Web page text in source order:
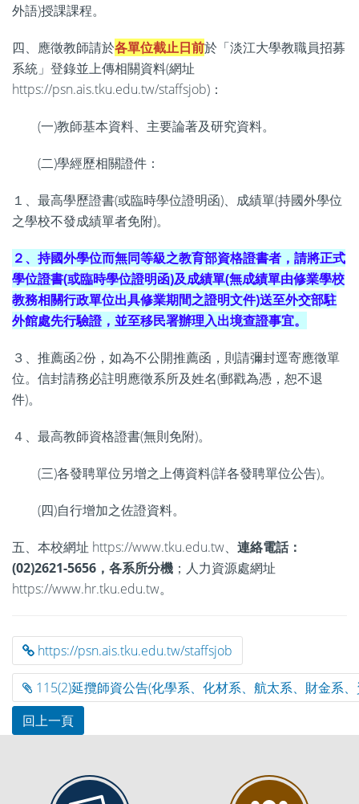
外語)授課課程。
四、應徵教師請於各單位截止日前於「淡江大學教職員招募
系統」登錄並上傳相關資料(網址
https://psn.ais.tku.edu.tw/staffsjob)：
(一)教師基本資料、主要論著及研究資料。
(二)學經歷相關證件：
１、最高學歷證書(或臨時學位證明函)、成績單(持國外學位
之學校不發成績單者免附)。
２、持國外學位而無同等級之教育部資格證書者，請將正式
學位證書(或臨時學位證明函)及成績單(無成績單由修業學校
教務相關行政單位出具修業期間之證明文件)送至外交部駐
外館處先行驗證，並至移民署辦理入出境查證事宜。
３、推薦函2份，如為不公開推薦函，則請彌封逕寄應徵單
位。信封請務必註明應徵系所及姓名(郵戳為憑，恕不退
件)。
４、最高教師資格證書(無則免附)。
(三)各發聘單位另增之上傳資料(詳各發聘單位公告)。
(四)自行增加之佐證資料。
五、本校網址 https://www.tku.edu.tw、 連絡電話：
(02)2621-5656，各系所分機 ；人力資源處網址
https://www.hr.tku.edu.tw。
https://psn.ais.tku.edu.tw/staffsjob
115(2)延攬師資公告(化學系、化材系、航太系、財金系